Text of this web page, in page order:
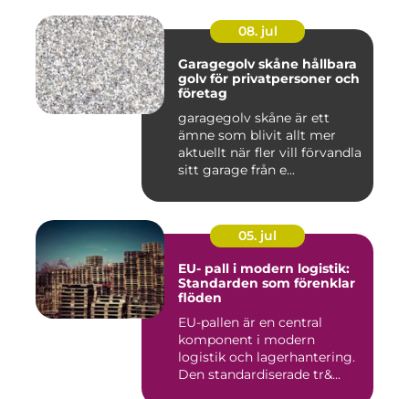
08. jul
Garagegolv skåne hållbara
golv för privatpersoner och
företag
garagegolv skåne är ett
ämne som blivit allt mer
aktuellt när fler vill förvandla
sitt garage från e...
05. jul
EU- pall i modern logistik:
Standarden som förenklar
flöden
EU-pallen är en central
komponent i modern
logistik och lagerhantering.
Den standardiserade tr&...